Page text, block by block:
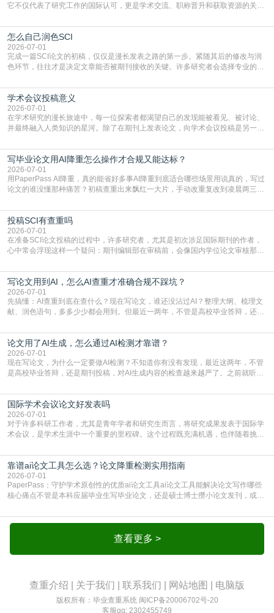
它不仅代表了研究工作的国际认可，更是学术交流、职称晋升和获取资源的关键
战与困惑。从选题立意到投稿回应，每一步都需要精心的策略与扎实的工作。本
篇AEIC学术交流中心小编就为大家介绍“发SCI文章”。一、精准定位是成功的第
一步发表SCI文章，首要解决的问题是“投
怎么自己润色SCI
2026-07-01
完成一篇SCI论文的初稿，仅仅是漫长发表之路的第一步。紧随其后的修改与润
色环节，往往才是决定文章能否被期刊接收的关键。许多研究者会选择专业的语
质量，更能在此过程中深化对学术写作的理解。如何系统、高效地打磨自己的论
文，使其在语言和学术表达上更符合国际期刊的要求，是每位研究者值得投入学
习的技能。本篇AEIC学术交流中心小编就为大家介
学术会议投稿意义
2026-07-01
在学术研究的漫长旅途中，每一位探索者都渴望自己的发现能被看见、被讨论、
并最终融入人类知识的星河。除了在期刊上发表论文，向学术会议投稿是另一个
广阔学术天地的大门，连接着个体研究与社会网络。本篇AEIC学术交流中心小编
就为大家介绍“学术会议投稿意义”。一、加速研究成果的传播与反馈学术会议通
常具有周期短、时效性强的特点。相比期刊漫长的
写毕业论文用AI降重怎么操作才合规又能达标？
2026-07-01
用PaperPass AI降重，真的能省好多事AI降重到底适合哪些场景用说真的，写过
论文的谁没懂那种痛苦？初稿查重出来飘红一大片，手动改重复改到凌晨两三
到秃头。这时候靠谱的AI降重真的就是救命稻草，选对工具，半天就能搞定你两
三天都做不完的事。不是所有人都需要用AI降重，但如果你符合下面这些场景，
真的可以试试：初稿写完重复率远超要
投稿SCI有查重吗
2026-07-01
在准备SCI论文投稿的过程中，许多研究者，尤其是初次涉足国际期刊的作者，
心中常会浮现这样一个疑问：期刊编辑部在审稿前，会像国内学位论文审核那
论文的初审通过率。实际上，SCI期刊对重复内容的审查是严谨投稿流程中不可
或缺的一环。本篇AEIC学术交流中心小编就为大家介绍“投稿SCI有查重吗”。
一、查重是标准流程答案是明确的：绝大多数S
写论文用到AI，怎么AI查重才准确合规不踩坑？
2026-07-01
先搞懂：AI查重到底在查什么？现在写论文，谁还没沾过AI？整理大纲、梳理文
献、润色语句，多多少少都会用到。但最近一两年，不管是高校毕业答辩，还是
须加做AI查重。很多人分不清，AI查重和普通查重到底有啥区别？这里说透：普
通查重查的是你的文字和已公开文献的重复比例，防的是抄袭；AI查重查的是你
的内容里，有多少是AI生成的，防的是过
论文用了AI生成，怎么通过AI检测才靠谱？
2026-07-01
现在写论文，为什么一定要做AI检测？不知道你有没有发现，最近这两年，不管
是高校毕业答辩，还是期刊投稿，对AI生成内容的检查越来越严了。之前就听身
要求修改，还差点被判定学术不规范，真的太冤了。现在国内多数高校和核心期
刊，都已经明确出台了相关规定：如果使用AI生成内容辅助写作，必须明确标
注，未标注的AI生成内容会被认定为不符合学
国际学术会议论文好发表吗
2026-07-01
对于许多科研工作者，尤其是青年学者和研究生而言，将研究成果发表于国际学
术会议，是学术生涯中一个重要的里程碑。这个过程既充满机遇，也伴随着挑
疑问：国际学术会议论文到底好不好发表？其价值和难度究竟如何衡量。本篇
AEIC学术交流中心小编就为大家介绍“国际学术会议论文好发表吗”。一、会议论
文发表的相对优势与期刊论文相比，国际会议论文的发
靠谱ai论文工具怎么选？论文降重检测实用指南
2026-07-01
PaperPass：守护学术原创性的优质ai论文工具ai论文工具能解决论文写作哪些
核心痛点不管是本科应届毕业生写毕业论文，还是硕士博士攒小论文发刊，或是
自己逐句读逐句改，熬好几个大夜不说，还经常改不到点上，交上去才发现重复
率超标，再返工太折腾。现在有了成熟的ai论文工具，这些痛点基本都能高效解
决。靠谱的ai论文工具，不止能帮你梳查看更多 >
查重介绍 关于我们 联系我们 网站地图 电脑版
版权所有：毕业查重系统 闽ICP备20006702号-20
客服qq: 2302455749